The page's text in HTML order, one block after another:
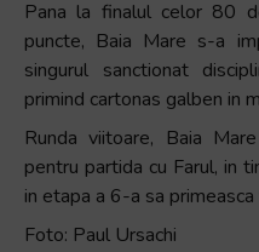
Pana la finalul celor 80
puncte, Baia Mare s-a
singurul sanctionat
primind cartonas galben in
Runda viitoare, Baia
pentru partida cu Farul, in
in etapa a 6-a sa primeasca
Foto: Paul Ursachi